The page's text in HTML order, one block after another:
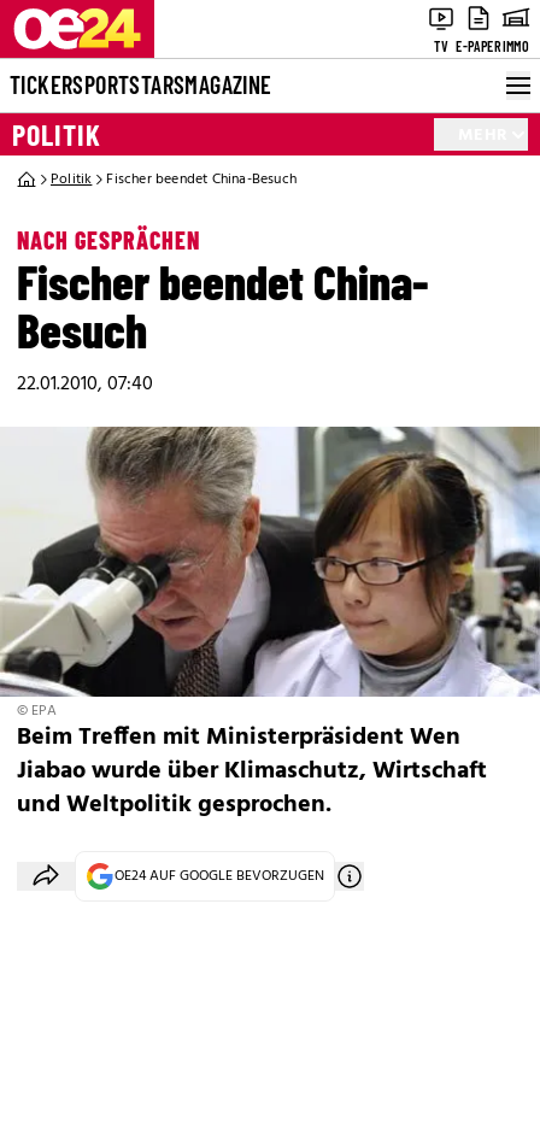
TV E-PAPERIMMO
TICKERSPORTSTARSMAGAZINE
POLITIK
Politik Fischer beendet China-Besuch
NACH GESPRÄCHEN
Fischer beendet China-
Besuch
22.01.2010, 07:40
© EPA
Beim Treffen mit Ministerpräsident Wen
Jiabao wurde über Klimaschutz, Wirtschaft
und Weltpolitik gesprochen.
OE24 AUF GOOGLE BEVORZUGEN